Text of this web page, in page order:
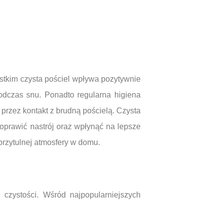
czysta pościel wpływa pozytywnie
snu. Ponadto regularna higiena
kontakt z brudną pościelą. Czysta
nastrój oraz wpłynąć na lepsze
atmosfery w domu.
Wśród najpopularniejszych